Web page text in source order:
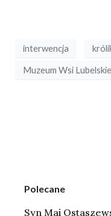
interwencja
Muzeum Wsi
Polecane
Syn Mai